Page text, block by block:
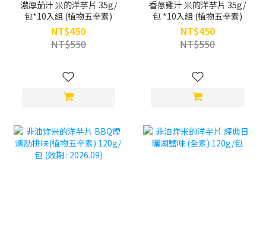
濃厚茄汁 米的洋芋片 35g/
包*10入組 (植物五辛素)
NT$450
NT$550
香蔥雞汁 米的洋芋片 35g/
包 *10入組 (植物五辛素)
NT$450
NT$550